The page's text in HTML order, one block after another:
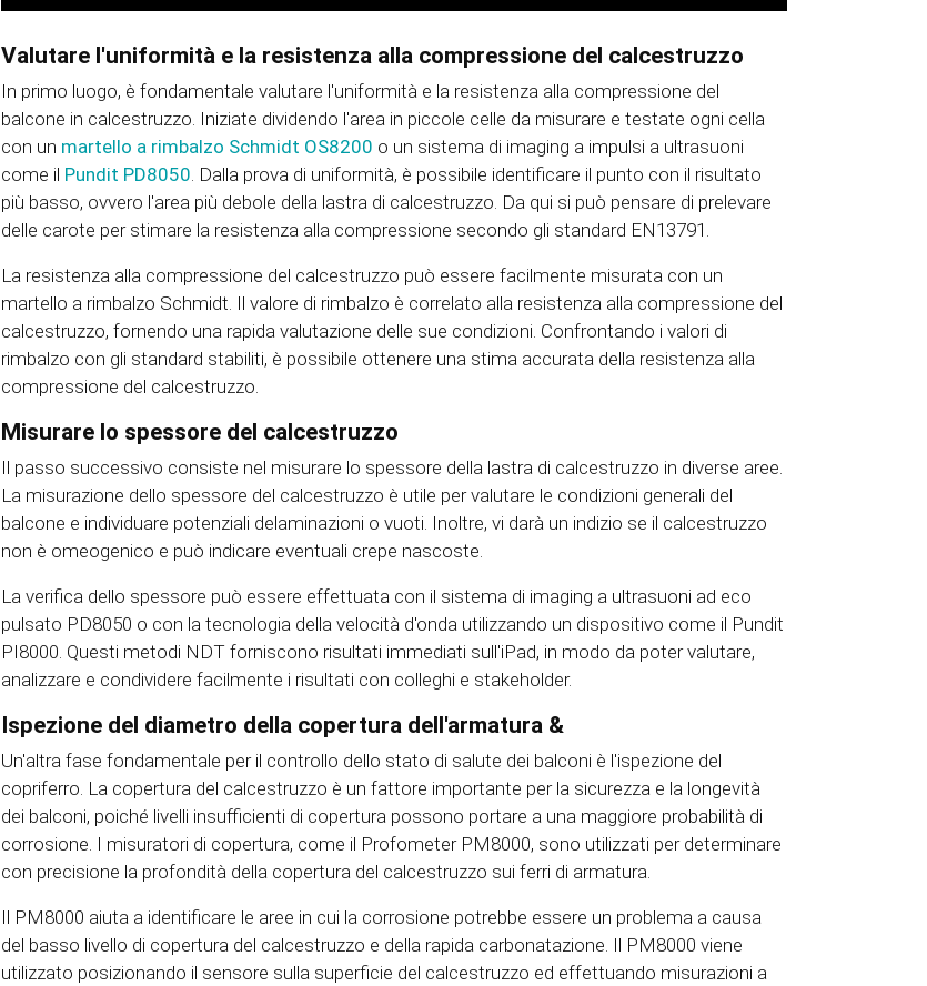
Valutare l'uniformità e la resistenza alla compressione del calcestruzzo
In primo luogo, è fondamentale valutare l'uniformità e la resistenza alla compressione del
balcone in calcestruzzo. Iniziate dividendo l'area in piccole celle da misurare e testate ogni cella
con un martello a rimbalzo Schmidt OS8200 o un sistema di imaging a impulsi a ultrasuoni
come il Pundit PD8050. Dalla prova di uniformità, è possibile identificare il punto con il risultato
più basso, ovvero l'area più debole della lastra di calcestruzzo. Da qui si può pensare di prelevare
delle carote per stimare la resistenza alla compressione secondo gli standard EN13791.
La resistenza alla compressione del calcestruzzo può essere facilmente misurata con un
martello a rimbalzo Schmidt. Il valore di rimbalzo è correlato alla resistenza alla compressione del
calcestruzzo, fornendo una rapida valutazione delle sue condizioni. Confrontando i valori di
rimbalzo con gli standard stabiliti, è possibile ottenere una stima accurata della resistenza alla
compressione del calcestruzzo.
Misurare lo spessore del calcestruzzo
Il passo successivo consiste nel misurare lo spessore della lastra di calcestruzzo in diverse aree.
La misurazione dello spessore del calcestruzzo è utile per valutare le condizioni generali del
balcone e individuare potenziali delaminazioni o vuoti. Inoltre, vi darà un indizio se il calcestruzzo
non è omeogenico e può indicare eventuali crepe nascoste.
La verifica dello spessore può essere effettuata con il sistema di imaging a ultrasuoni ad eco
pulsato PD8050 o con la tecnologia della velocità d'onda utilizzando un dispositivo come il Pundit
PI8000. Questi metodi NDT forniscono risultati immediati sull'iPad, in modo da poter valutare,
analizzare e condividere facilmente i risultati con colleghi e stakeholder.
Ispezione del diametro della copertura dell'armatura &
Un'altra fase fondamentale per il controllo dello stato di salute dei balconi è l'ispezione del
copriferro. La copertura del calcestruzzo è un fattore importante per la sicurezza e la longevità
dei balconi, poiché livelli insufficienti di copertura possono portare a una maggiore probabilità di
corrosione. I misuratori di copertura, come il Profometer PM8000, sono utilizzati per determinare
con precisione la profondità della copertura del calcestruzzo sui ferri di armatura.
Il PM8000 aiuta a identificare le aree in cui la corrosione potrebbe essere un problema a causa
del basso livello di copertura del calcestruzzo e della rapida carbonatazione. Il PM8000 viene
utilizzato posizionando il sensore sulla superficie del calcestruzzo ed effettuando misurazioni a